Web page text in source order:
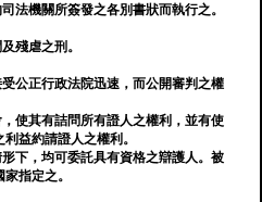
法機關所簽發之各別書狀而執行之。
殘虐之刑。
公正行政法院迅速，而公開審判之權
使其有詰問所有證人之權利，並有使
益約請證人之權利。
下，均可委託具有資格之辯護人。被
指定之。